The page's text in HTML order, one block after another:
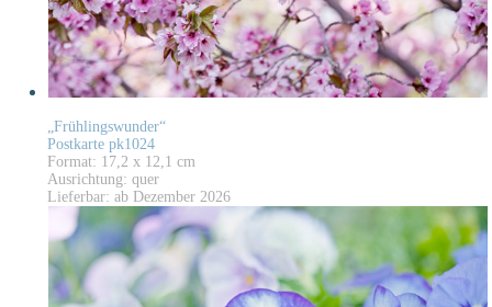
„Frühlingswunder“
Postkarte pk1024
Format: 17,2 x 12,1 cm
Ausrichtung: quer
Lieferbar: ab Dezember 2026